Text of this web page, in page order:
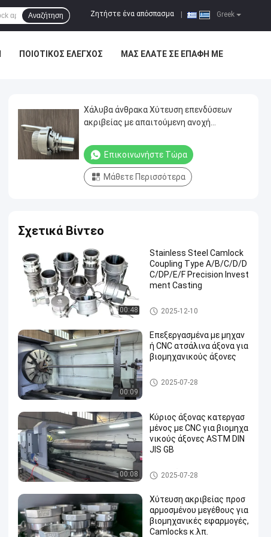
Greek
Ζητήστε ένα απόσπασμα
Αναζήτηση
ΠΟΙΟΤΙΚΌΣ ΈΛΕΓΧΟΣ ΜΑΣ ΕΛΆΤΕ ΣΕ ΕΠΑΦΉ ΜΕ
Χάλυβα άνθρακα Χύτευση επενδύσεων
ακριβείας με απαιτούμενη ανοχή
Επικοινωνήστε Τώρα
Μάθετε Περισσότερα
Σχετικά Βίντεο
00:48
Stainless Steel Camlock
Coupling Type A/B/C/D/D
C/DP/E/F Precision Invest
ment Casting
Ρίψη επένδυσης ακρίβειας
2025-12-10
00:09
Επεξεργασμένα με μηχαν
ή CNC ατσάλινα άξονα για
βιομηχανικούς άξονες
Ρίψη επένδυσης ακρίβειας
2025-07-28
00:08
Κύριος άξονας κατεργασ
μένος με CNC για βιομηχα
νικούς άξονες ASTM DIN
JIS GB
Ρίψη επένδυσης ακρίβειας
2025-07-28
Χύτευση ακριβείας προσ
αρμοσμένου μεγέθους για
βιομηχανικές εφαρμογές,
Camlocks κ.λπ.